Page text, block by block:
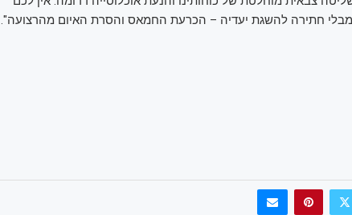
חתירה להשגת יעדיה – הכרעת החמאס והסרת האיום מהרצועה".